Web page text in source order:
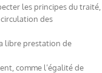
les principes du traité,
des
libre prestation de
comme l’égalité de